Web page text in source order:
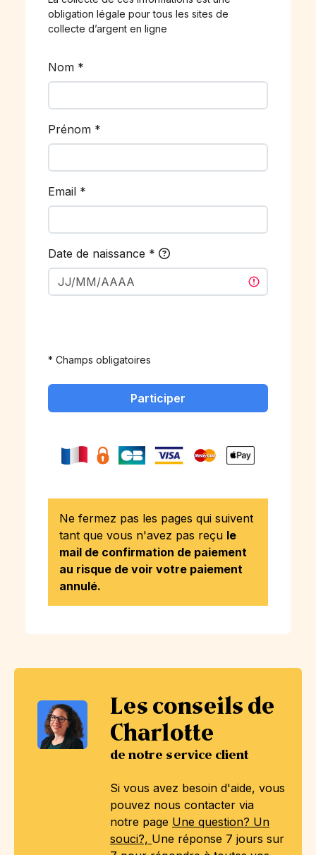
Les conseils de
Charlotte
de notre service client
Si vous avez besoin d'aide, vous
pouvez nous contacter via
notre page Une question? Un
souci?, Une réponse 7 jours sur
obligation légale pour tous les sites de
collecte d’argent en ligne
Nom *
Prénom *
Email *
Date de naissance *
* Champs obligatoires
Participer
Ne fermez pas les pages qui suivent
tant que vous n'avez pas reçu le
mail de confirmation de paiement
au risque de voir votre paiement
annulé.